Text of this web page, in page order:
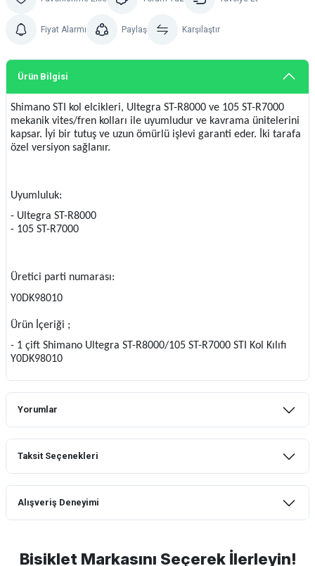
Fiyat Alarmı Paylaş Karşılaştır
Ürün Bilgisi
Shimano STI kol elcikleri, Ultegra ST-R8000 ve 105 ST-R7000
mekanik vites/fren kolları ile uyumludur ve kavrama ünitelerini
kapsar. İyi bir tutuş ve uzun ömürlü işlevi garanti eder. İki tarafa
özel versiyon sağlanır.
Uyumluluk:
- Ultegra ST-R8000
- 105 ST-R7000
Üretici parti numarası:
Y0DK98010
Ürün İçeriği ;
- 1 çift Shimano Ultegra ST-R8000/105 ST-R7000 STI Kol Kılıfı
Y0DK98010
Yorumlar
Taksit Seçenekleri
Alışveriş Deneyimi
lastik yanak kısmından 3cm yarıldı ama
normal sürüşe uygun
Bisiklet Markasını Seçerek İlerleyin!